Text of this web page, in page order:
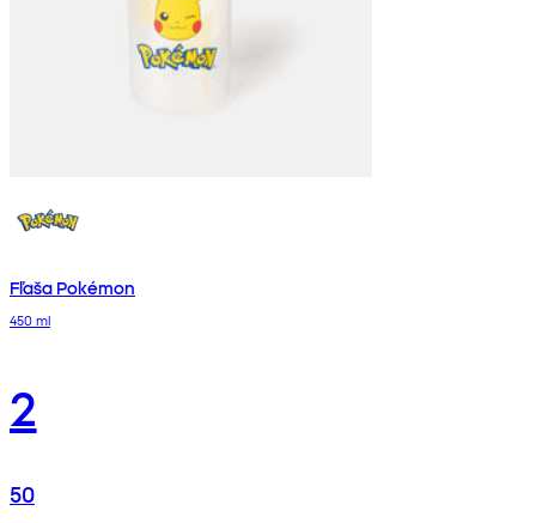
Fľaša Pokémon
450 ml
2
50